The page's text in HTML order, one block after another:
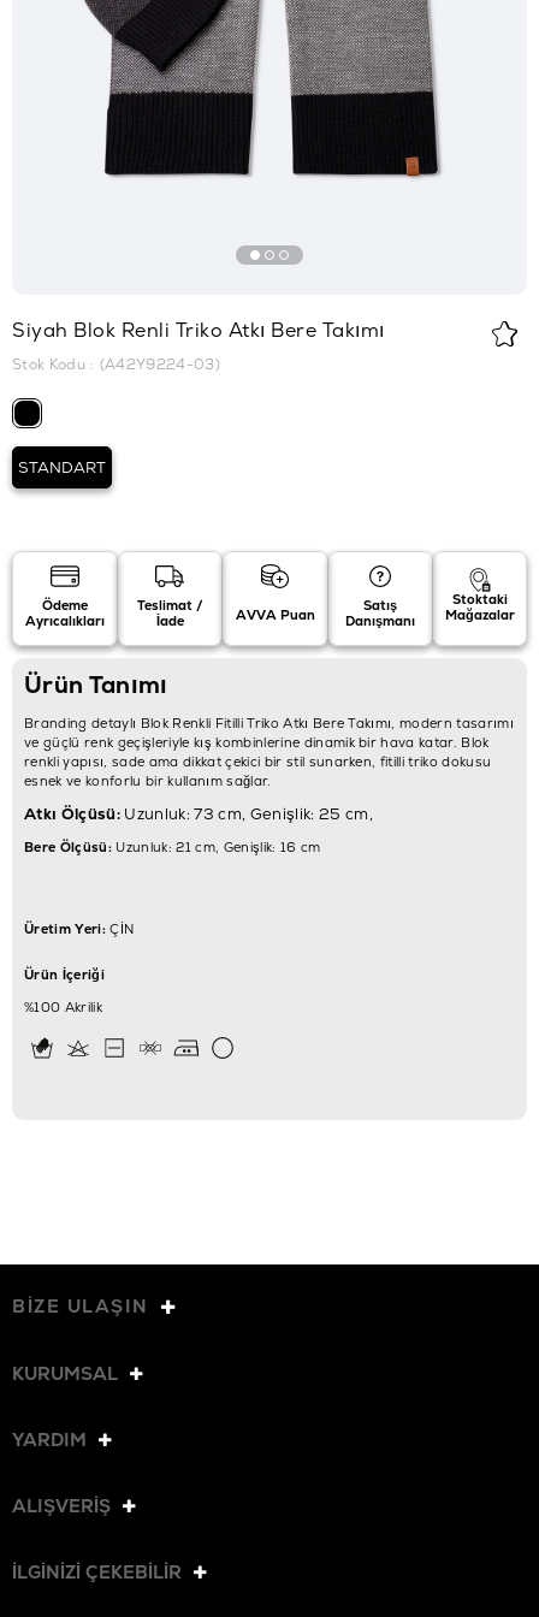
Siyah Blok Renli Triko Atkı Bere Takımı
Stok Kodu (A42Y9224-03)
STANDART
Ödeme
Ayrıcalıkları
Teslimat /
İade
AVVA Puan
Satış
Danışmanı
Stoktaki
Mağazalar
Ürün Tanımı
Branding detaylı Blok Renkli Fitilli Triko Atkı Bere Takımı, modern tasarımı
ve güçlü renk geçişleriyle kış kombinlerine dinamik bir hava katar. Blok
renkli yapısı, sade ama dikkat çekici bir stil sunarken, fitilli triko dokusu
esnek ve konforlu bir kullanım sağlar.
Atkı Ölçüsü:Uzunluk: 73 cm, Genişlik: 25 cm,
Bere Ölçüsü:Uzunluk: 21 cm, Genişlik: 16 cm
Üretim Yeri:ÇİN
Ürün İçeriği
%100 Akrilik
BİZE ULAŞIN
KURUMSAL
YARDIM
ALIŞVERİŞ
İLGİNİZİ ÇEKEBİLİR